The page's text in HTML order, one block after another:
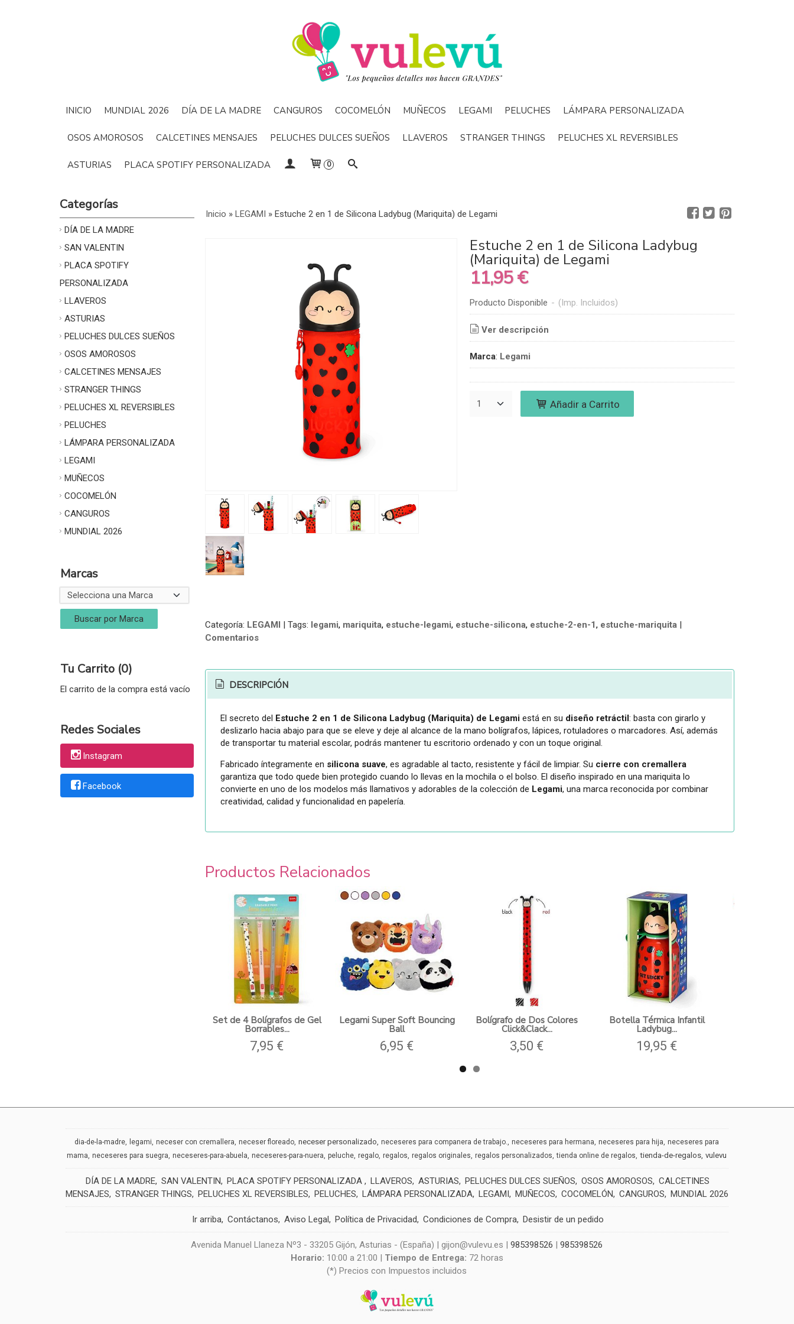
INICIO MUNDIAL 2026 DÍA DE LA MADRE CANGUROS COCOMELÓN MUÑECOS LEGAMI PELUCHES LÁMPARA PERSONALIZADA
OSOS AMOROSOS CALCETINES MENSAJES PELUCHES DULCES SUEÑOS LLAVEROS STRANGER THINGS PELUCHES XL REVERSIBLES
ASTURIAS PLACA SPOTIFY PERSONALIZADA 0
Categorías
DÍA DE LA MADRE
SAN VALENTIN
PLACA SPOTIFY
PERSONALIZADA
LLAVEROS
ASTURIAS
PELUCHES DULCES SUEÑOS
OSOS AMOROSOS
CALCETINES MENSAJES
STRANGER THINGS
PELUCHES XL REVERSIBLES
PELUCHES
LÁMPARA PERSONALIZADA
LEGAMI
MUÑECOS
COCOMELÓN
CANGUROS
MUNDIAL 2026
Marcas
Tu Carrito (0)
El carrito de la compra está vacío
Redes Sociales
Instagram
Facebook
Inicio » LEGAMI » Estuche 2 en 1 de Silicona Ladybug (Mariquita) de Legami
Estuche 2 en 1 de Silicona Ladybug
(Mariquita) de Legami
11,95 €
Producto Disponible - (Imp. Incluidos)
Ver descripción
Marca: Legami
Añadir a Carrito
Categoría: LEGAMI | Tags: legami mariquita estuche-legami estuche-silicona estuche-2-en-1 estuche-mariquita |
Comentarios
DESCRIPCIÓN
El secreto del Estuche 2 en 1 de Silicona Ladybug (Mariquita) de Legami está en su diseño retráctil: basta con girarlo y
deslizarlo hacia abajo para que se eleve y deje al alcance de la mano bolígrafos, lápices, rotuladores o marcadores. Así, además
de transportar tu material escolar, podrás mantener tu escritorio ordenado y con un toque original.
Fabricado íntegramente en silicona suave, es agradable al tacto, resistente y fácil de limpiar. Su cierre con cremallera
garantiza que todo quede bien protegido cuando lo llevas en la mochila o el bolso. El diseño inspirado en una mariquita lo
convierte en uno de los modelos más llamativos y adorables de la colección de Legami, una marca reconocida por combinar
creatividad, calidad y funcionalidad en papelería.
Productos Relacionados
Set de 4 Bolígrafos de Gel
Borrables...
7,95 €
Legami Super Soft Bouncing
Ball
6,95 €
Bolígrafo de Dos Colores
Click&Clack...
3,50 €
Botella Térmica Infantil
Ladybug...
19,95 €
dia-de-la-madre legami neceser con cremallera neceser floreado neceser personalizado neceseres para companera de trabajo. neceseres para hermana neceseres para hija neceseres para
mama neceseres para suegra neceseres-para-abuela neceseres-para-nuera peluche regalo regalos regalos originales regalos personalizados tienda online de regalos tienda-de-regalos vulevu
DÍA DE LA MADRE SAN VALENTIN PLACA SPOTIFY PERSONALIZADA LLAVEROS ASTURIAS PELUCHES DULCES SUEÑOS OSOS AMOROSOS CALCETINES
MENSAJES
STRANGER THINGS PELUCHES XL REVERSIBLES PELUCHES LÁMPARA PERSONALIZADA LEGAMI MUÑECOS COCOMELÓN CANGUROS MUNDIAL 2026
Ir arriba Contáctanos Aviso Legal Política de Privacidad Condiciones de Compra Desistir de un pedido
Avenida Manuel Llaneza Nº3 - 33205 Gijón, Asturias - (España) | gijon@vulevu.es |985398526 |985398526
Horario: 10:00 a 21:00 | Tiempo de Entrega: 72 horas
(*) Precios con Impuestos incluidos